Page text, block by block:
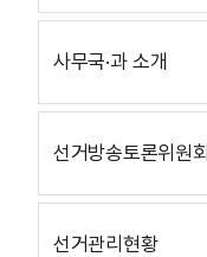
사무국·과 소개
선거방송토론위원회
선거관리현황